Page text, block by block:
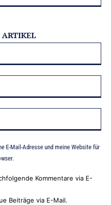
ARTIKEL
E-Mail-Adresse und meine Website für
Kommentare via E-
Beiträge via E-Mail.